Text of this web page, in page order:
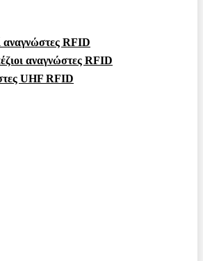
αναγνώστες RFID
αναγνώστες RFID
UHF RFID